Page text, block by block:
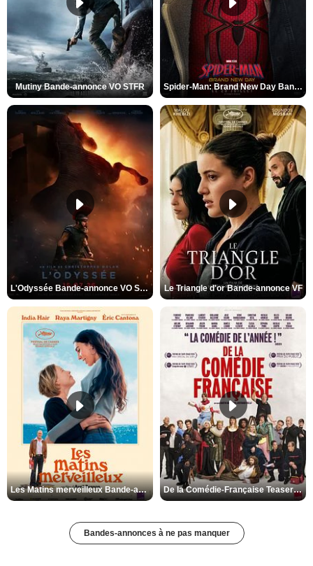
Mutiny Bande-annonce VO STFR Spider-Man: Brand New Day Bande-annonce VO STFR
L'Odyssée Bande-annonce VO STFR Le Triangle d'or Bande-annonce VF
Les Matins merveilleux Bande-annonce VF De la Comédie-Française Teaser VF
Bandes-annonces à ne pas manquer